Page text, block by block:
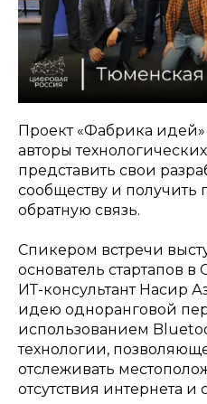
Проект «Фабрика
авторы
представить свои
сообществу и
обратную связь.
Спикером встречи
основатель стартапов
ИТ-консультант Насир
идею одноранговой
использованием
технологии,
отслеживать
отсутствия интернета и